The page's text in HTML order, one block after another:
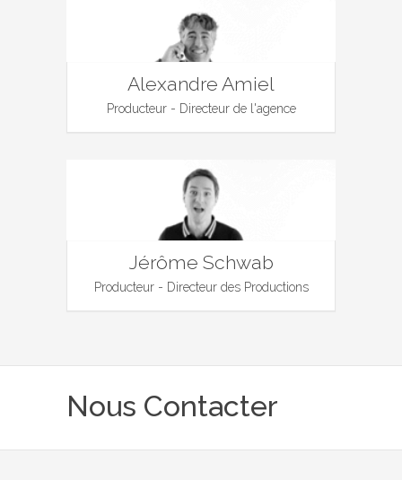
Alexandre Amiel
Producteur - Directeur de l'agence
Jérôme Schwab
Producteur - Directeur des Productions
Nous Contacter